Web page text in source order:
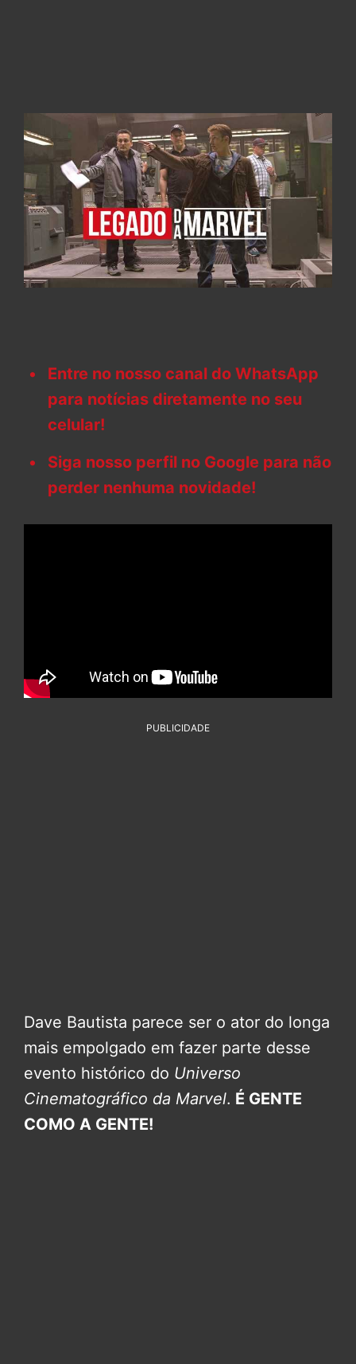
Entre no nosso canal do WhatsApp
para notícias diretamente no seu
celular!
Siga nosso perfil no Google para não
perder nenhuma novidade!
PUBLICIDADE
Dave Bautista parece ser o ator do longa
mais empolgado em fazer parte desse
evento histórico do Universo
Cinematográfico da Marvel. É GENTE
COMO A GENTE!